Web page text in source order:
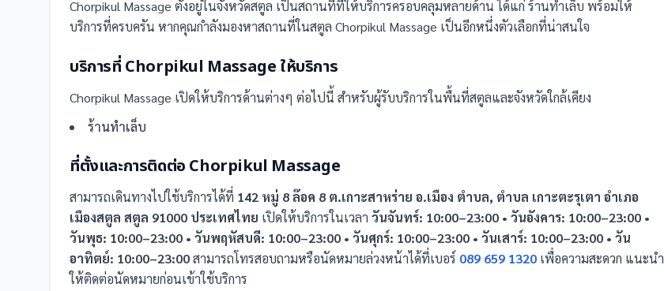
Chorpikul Massage ตั้งอยู่ในจังหวัดสตูล เป็นสถานที่ที่ให้บริการครอบคลุมหลายด้าน ได้แก่ ร้านทำเล็บ พร้อมให้
บริการที่ครบครัน หากคุณกำลังมองหาสถานที่ในสตูล Chorpikul Massage เป็นอีกหนึ่งตัวเลือกที่น่าสนใจ
บริการที่ Chorpikul Massage ให้บริการ
Chorpikul Massage เปิดให้บริการด้านต่างๆ ต่อไปนี้ สำหรับผู้รับบริการในพื้นที่สตูลและจังหวัดใกล้เคียง
ร้านทำเล็บ
ที่ตั้งและการติดต่อ Chorpikul Massage
สามารถเดินทางไปใช้บริการได้ที่ 142 หมู่ 8 ล๊อค 8 ต.เกาะสาหร่าย อ.เมือง ตำบล, ตำบล เกาะตะรุเตา อำเภอ
เมืองสตูล สตูล 91000 ประเทศไทย เปิดให้บริการในเวลา วันจันทร์: 10:00–23:00 • วันอังคาร: 10:00–23:00 •
วันพุธ: 10:00–23:00 • วันพฤหัสบดี: 10:00–23:00 • วันศุกร์: 10:00–23:00 • วันเสาร์: 10:00–23:00 • วัน
อาทิตย์: 10:00–23:00สามารถโทรสอบถามหรือนัดหมายล่วงหน้าได้ที่เบอร์ 089 659 1320 เพื่อความสะดวก แนะนำ
ให้ติดต่อนัดหมายก่อนเข้าใช้บริการ